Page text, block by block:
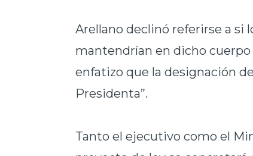
Arellano declinó referirse a si
mantendrían en dicho
enfatizo que la designación
Presidenta”.
Tanto el ejecutivo como el